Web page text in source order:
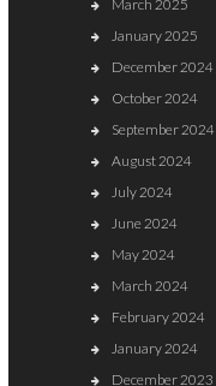
March 2025
January 2025
December 2024
October 2024
September 2024
August 2024
July 2024
June 2024
May 2024
March 2024
February 2024
January 2024
December 2023